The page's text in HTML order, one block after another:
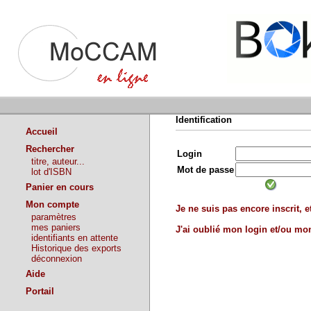
Accueil
Rechercher
titre, auteur...
lot d'ISBN
Panier en cours
Mon compte
paramètres
mes paniers
identifiants en attente
Historique des exports
déconnexion
Aide
Portail
Identification
Login
Mot de passe
Je ne suis pas encore inscrit,
J'ai oublié mon login et/ou